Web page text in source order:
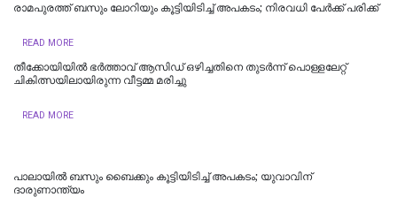
രാമപുരത്ത് ബസും ലോറിയും കൂട്ടിയിടിച്ച് അപകടം; നിരവധി പേർക്ക് പരിക്ക്
READ MORE
തീക്കോയിയിൽ ഭർത്താവ് ആസിഡ് ഒഴിച്ചതിനെ തുടർന്ന് പൊള്ളലേറ്റ്
ചികിത്സയിലായിരുന്ന വീട്ടമ്മ മരിച്ചു
READ MORE
പാലായില്‍ ബസും ബൈക്കും കൂട്ടിയിടിച്ച് അപകടം; യുവാവിന്
ദാരുണാന്ത്യം